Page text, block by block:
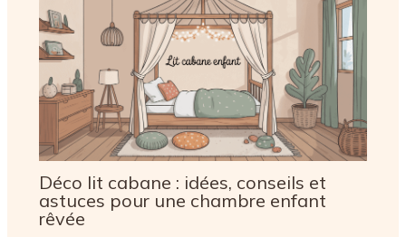
Déco lit cabane : idées, conseils et
astuces pour une chambre enfant
rêvée